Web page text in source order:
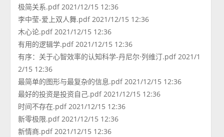
极简关系.pdf 2021/12/15 12:36
李中莹-爱上双人舞.pdf 2021/12/15 12:36
木心论.pdf 2021/12/15 12:36
有用的逻辑学.pdf 2021/12/15 12:36
有序：关于心智效率的认知科学-丹尼尔·列维汀.pdf 2021/1
2/15 12:36
最简单的图形与最复杂的信息.pdf 2021/12/15 12:36
最好的投资是投资自己.pdf 2021/12/15 12:36
时间不存在.pdf 2021/12/15 12:36
新零极限.pdf 2021/12/15 12:36
新情商.pdf 2021/12/15 12:36